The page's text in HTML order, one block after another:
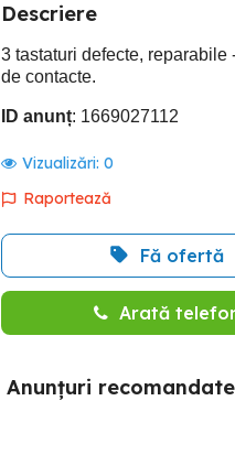
Descriere
3 tastaturi defecte, reparabile
de contacte.
ID anunț: 1669027112
Vizualizări: 0
Raportează
Fă ofertă
Arată
Anunțuri recomandate